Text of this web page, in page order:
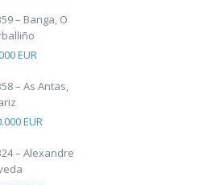
– Banga, O
EUR
– As Antas,
EUR
– Alexandre